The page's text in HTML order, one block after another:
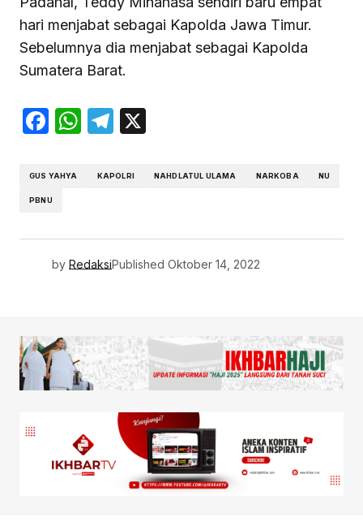
hari menjabat sebagai Kapolda Jawa Timur.
Sebelumnya dia menjabat sebagai Kapolda
Sumatera Barat.
Facebook
WhatsApp
Telegram
GUS YAHYA KAPOLRI NAHDLATUL ULAMA NARKOBA NU
PBNU
by RedaksiPublished Oktober 14, 2022